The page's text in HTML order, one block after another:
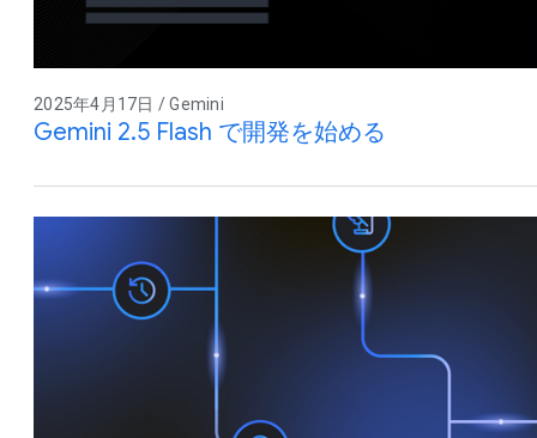
2025年4月17日 / Gemini
Gemini 2.5 Flash で開発を始める